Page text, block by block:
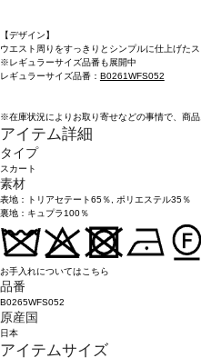
【デザイン】
ウエスト周りをすっきりとシンプルに仕上げたス
※レギュラーサイズ品番も展開中
レギュラーサイズ品番： B0261WFS052
※在庫状況によりお取り寄せなどの事情で、商
アイテム詳細
タイプ
スカート
素材
表地：トリアセテート65％, ポリエステル35％
裏地：キュプラ100％
お手入れについてはこちら
品番
B0265WFS052
原産国
日本
アイテムサイズ